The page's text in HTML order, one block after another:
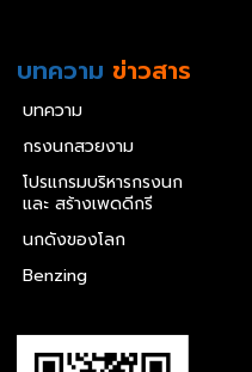
บทความ ข่าวสาร
บทความ
กรงนกสวยงาม
โปรแกรมบริหารกรงนก
และ สร้างเพดดีกรี
นกดังของโลก
Benzing